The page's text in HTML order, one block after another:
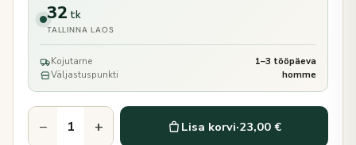
32 tk
TALLINNA LAOS
Kojutarne
1–3 tööpäeva
Väljastuspunkti
homme
− + Lisa korvi·23,00 €